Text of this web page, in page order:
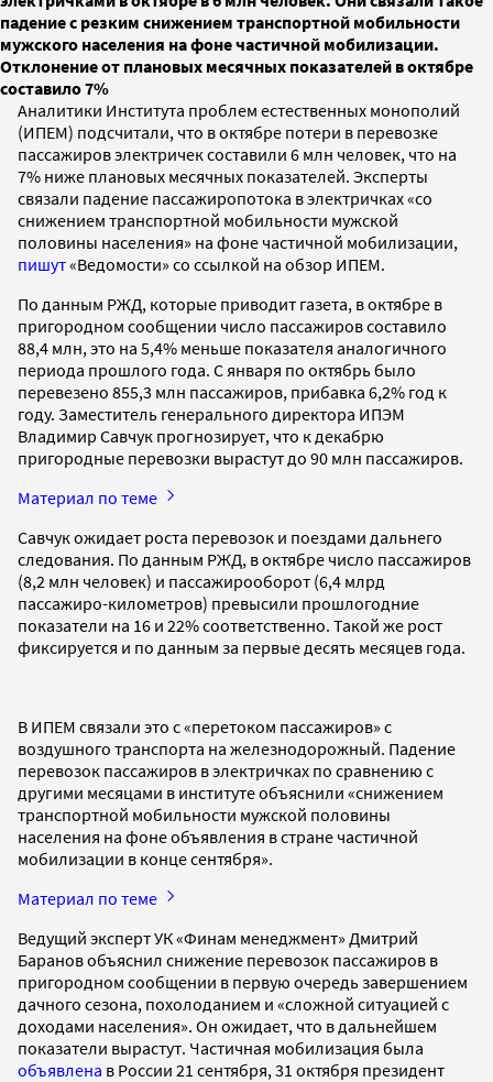
падение с резким снижением транспортной мобильности
мужского населения на фоне частичной мобилизации.
Отклонение от плановых месячных показателей в октябре
составило 7%
Аналитики Института проблем естественных монополий
(ИПЕМ) подсчитали, что в октябре потери в перевозке
пассажиров электричек составили 6 млн человек, что на
7% ниже плановых месячных показателей. Эксперты
связали падение пассажиропотока в электричках «со
снижением транспортной мобильности мужской
половины населения» на фоне частичной мобилизации,
пишут«Ведомости» со ссылкой на обзор ИПЕМ.
По данным РЖД, которые приводит газета, в октябре в
пригородном сообщении число пассажиров составило
88,4 млн, это на 5,4% меньше показателя аналогичного
периода прошлого года. С января по октябрь было
перевезено 855,3 млн пассажиров, прибавка 6,2% год к
году. Заместитель генерального директора ИПЭМ
Владимир Савчук прогнозирует, что к декабрю
пригородные перевозки вырастут до 90 млн пассажиров.
Материал по теме
Савчук ожидает роста перевозок и поездами дальнего
следования. По данным РЖД, в октябре число пассажиров
(8,2 млн человек) и пассажирооборот (6,4 млрд
пассажиро-километров) превысили прошлогодние
показатели на 16 и 22% соответственно. Такой же рост
фиксируется и по данным за первые десять месяцев года.
В ИПЕМ связали это с «перетоком пассажиров» с
воздушного транспорта на железнодорожный. Падение
перевозок пассажиров в электричках по сравнению с
другими месяцами в институте объяснили «снижением
транспортной мобильности мужской половины
населения на фоне объявления в стране частичной
мобилизации в конце сентября».
Материал по теме
Ведущий эксперт УК «Финам менеджмент» Дмитрий
Баранов объяснил снижение перевозок пассажиров в
пригородном сообщении в первую очередь завершением
дачного сезона, похолоданием и «сложной ситуацией с
доходами населения». Он ожидает, что в дальнейшем
показатели вырастут. Частичная мобилизация была
объявлена в России 21 сентября, 31 октября президент